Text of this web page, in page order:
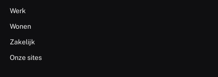
Werk
Wonen
Zakelijk
Onze sites